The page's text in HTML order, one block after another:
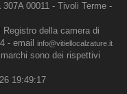
00011 - Tivoli Terme -
Registro della camera di
- email
info@vitiellocalzature.it
sono dei rispettivi
19:49:17